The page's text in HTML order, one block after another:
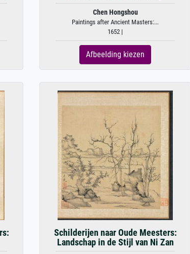
Chen Hongshou
Paintings after Ancient Masters:...
1652 |
Afbeelding kiezen
Schilderijen naar Oude Meesters:
Landschap in de Stijl van Ni Zan